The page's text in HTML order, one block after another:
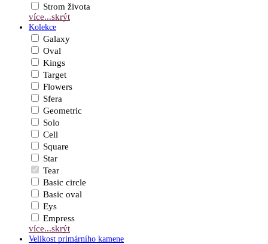
Strom života
více...skrýt
Kolekce
Galaxy
Oval
Kings
Target
Flowers
Sfera
Geometric
Solo
Cell
Square
Star
Tear
Basic circle
Basic oval
Eys
Empress
více...skrýt
Velikost primárního kamene